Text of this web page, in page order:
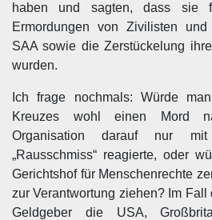
haben und sagten, dass sie
Ermordungen von Zivilisten
SAA sowie die Zerstückelung
wurden.
Ich frage nochmals: Würde
Kreuzes wohl einen Mord
Organisation darauf nur mit
„Rausschmiss“ reagierte, oder
Gerichtshof für Menschenrechte
zur Verantwortung ziehen? Im
Geldgeber die USA,